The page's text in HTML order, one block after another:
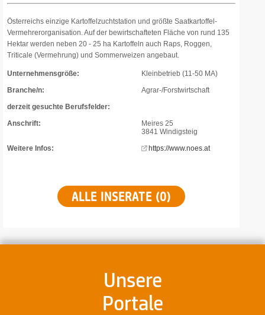
Österreichs einzige Kartoffelzuchtstation und größte Saatkartoffel-
Vermehrerorganisation. Auf der bewirtschafteten Fläche von rund 135
Hektar werden neben 20 - 25 ha Kartoffeln auch Raps, Roggen,
Triticale (Vermehrung) und Sommerweizen angebaut.
Unternehmensgröße:
Kleinbetrieb (11-50 MA)
Branche/n:
Agrar-/Forstwirtschaft
derzeit gesuchte Berufsfelder:
Anschrift:
Meires 25
3841 Windigsteig
Weitere Infos:
https://www.noes.at
ALLE INSERATE (0)
Unsere
Portale